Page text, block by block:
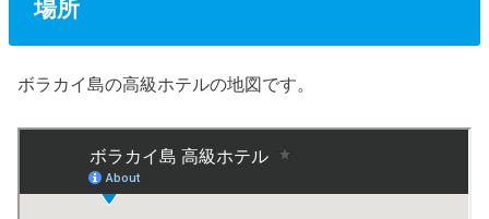
場所
ボラカイ島の高級ホテルの地図です。